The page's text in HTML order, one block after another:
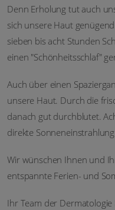
Denn Erholung tut auch
sich unsere Haut
sieben bis acht Stunden
einen "Schönheitsschlaf"
Auch über einen
unsere Haut. Durch die
danach gut durchblutet.
direkte
Wir wünschen Ihnen und
entspannte Ferien- und
Ihr Team der Dermatologie